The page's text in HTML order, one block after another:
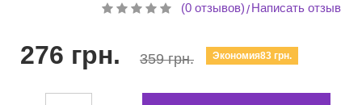
(0 отзывов)/Написать отзыв
276 грн. 359 грн. Экономия83 грн.